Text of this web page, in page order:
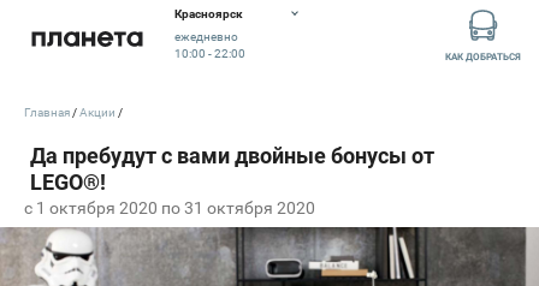
Красноярск
ежедневно
10:00 - 22:00
КАК ДОБРАТЬСЯ
c 1 октября 2020 по 31 октября 2020
Главная Акции